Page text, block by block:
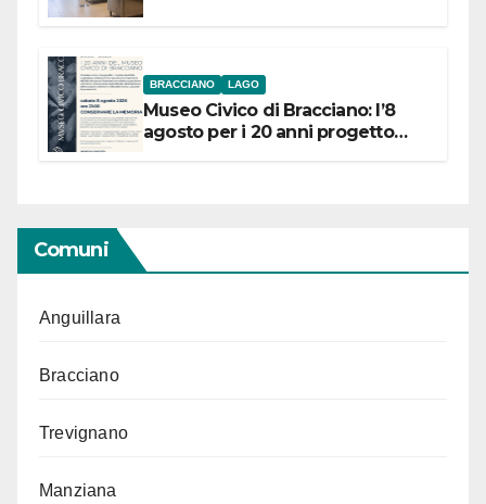
BRACCIANO LAGO
Museo Civico di Bracciano: l’8
agosto per i 20 anni progetto
Comuni
Anguillara
Bracciano
Trevignano
Manziana